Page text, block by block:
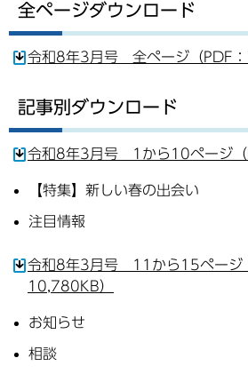
全ページダウンロード
令和8年3月号 全ページ（PDF：
記事別ダウンロード
令和8年3月号 1から10ページ（
【特集】新しい春の出会い
注目情報
令和8年3月号 11から15ページ
10,780KB）
お知らせ
相談